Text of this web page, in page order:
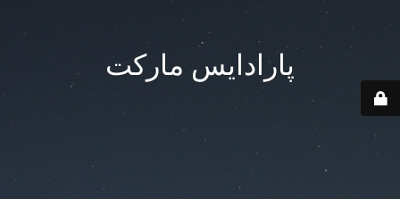
پارادایس مارکت